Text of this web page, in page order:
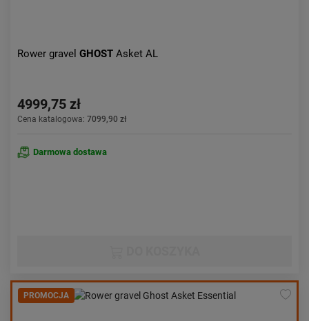
Rower gravel GHOST Asket AL
4999,75 zł
Cena katalogowa: 7099,90 zł
Darmowa dostawa
PROMOCJA